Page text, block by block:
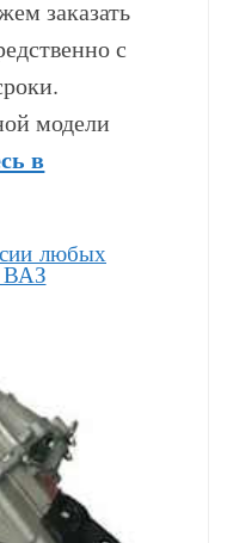
заказать
с
модели
в
любых
ВАЗ